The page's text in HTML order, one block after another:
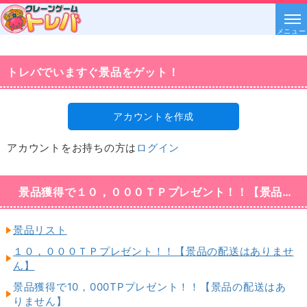
メニュー
トレバでいますぐ景品をゲット！
アカウントを作成
アカウントをお持ちの方は ログイン
景品獲得で１０，０００ＴＰプレゼント！！【景品の配送はありません】
景品リスト
１０，０００ＴＰプレゼント！！【景品の配送はありませ
ん】
景品獲得で10，000TPプレゼント！！【景品の配送はあ
りません】